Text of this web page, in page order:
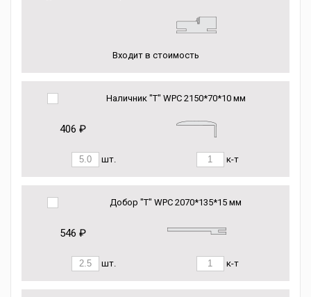
Входит в стоимость
Наличник "Т" WPC 2150*70*10 мм
406 ₽
шт. к-т
Добор "Т" WPC 2070*135*15 мм
546 ₽
шт. к-т